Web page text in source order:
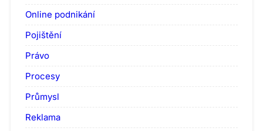
Online podnikání
Pojištění
Právo
Procesy
Průmysl
Reklama